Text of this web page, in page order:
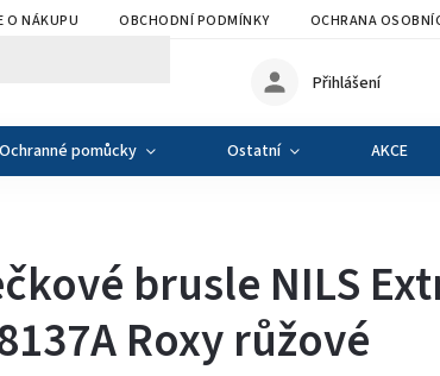
O NÁKUPU OBCHODNÍ PODMÍNKY OCHRANA
Přihlášení
Ochranné pomůcky Ostatní AKCE
brusle NILS
Roxy růžové